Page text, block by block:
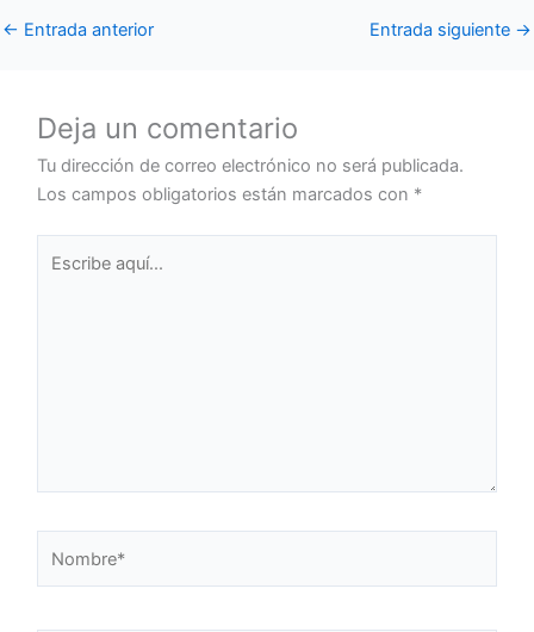
← Entrada anterior Entrada siguiente →
Deja un comentario
Tu dirección de correo electrónico no será publicada.
Los campos obligatorios están marcados con *
aquí...